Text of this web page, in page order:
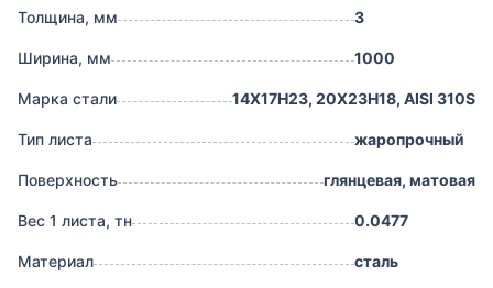
Толщина, мм 3
Ширина, мм 1000
Марка стали 14Х17Н23, 20Х23Н18, AISI 310S
Тип листа жаропрочный
Поверхность глянцевая, матовая
Вес 1 листа, тн 0.0477
Материал сталь